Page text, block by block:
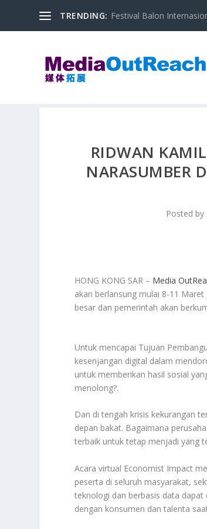
TRENDING: Festival Balon
RIDWAN
NARASUMBER
Posted by
HONG KONG SAR – Media
akan berlansung mulai 8-11
besar dan pemerintah akan
Untuk mencapai Tujuan
kesenjangan digital dalam
untuk memberikan hasil sosial
menolong?.
Dan di tengah krisis kekurangan
depan bakat. Bagaimana
terbaik untuk tetap menjadi yang
Acara virtual Economist Impact
peserta di seluruh masyarakat,
teknologi dan berbasis data
dengan konsumen dan talenta